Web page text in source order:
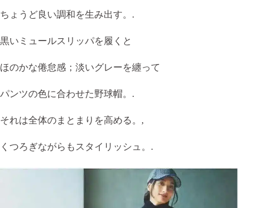
ちょうど良い調和を生み出す。.
黒いミュールスリッパを履くと
ほのかな倦怠感；淡いグレーを纏って
パンツの色に合わせた野球帽。.
それは全体のまとまりを高める。,
くつろぎながらもスタイリッシュ。.